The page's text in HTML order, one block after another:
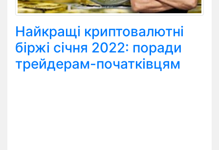
Найкращі криптовалютні
біржі січня 2022: поради
трейдерам-початківцям